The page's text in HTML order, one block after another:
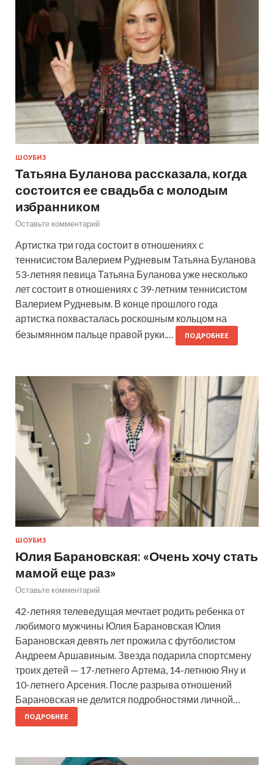
ШОУБИЗ
Татьяна Буланова рассказала, когда
состоится ее свадьба с молодым
избранником
Оставьте комментарий
Артистка три года состоит в отношениях с
теннисистом Валерием Рудневым Татьяна Буланова
53-летняя певица Татьяна Буланова уже несколько
лет состоит в отношениях с 39-летним теннисистом
Валерием Рудневым. В конце прошлого года
артистка похвасталась роскошным кольцом на
безымянном пальце правой руки.…
ПОДРОБНЕЕ
ШОУБИЗ
Юлия Барановская: «Очень хочу стать
мамой еще раз»
Оставьте комментарий
42-летняя телеведущая мечтает родить ребенка от
любимого мужчины Юлия Барановская Юлия
Барановская девять лет прожила с футболистом
Андреем Аршавиным. Звезда подарила спортсмену
троих детей — 17-летнего Артема, 14-летнюю Яну и
10-летнего Арсения. После разрыва отношений
Барановская не делится подробностями личной…
ПОДРОБНЕЕ